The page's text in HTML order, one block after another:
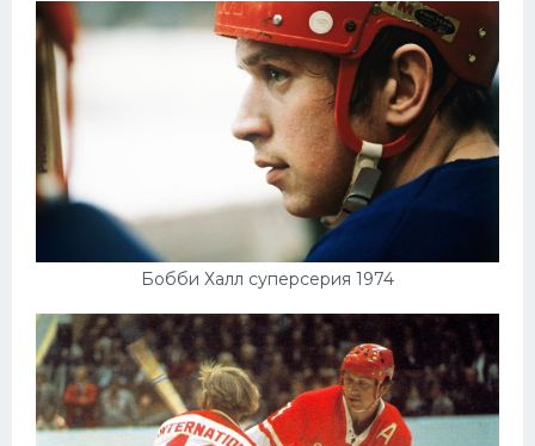
Бобби Халл суперсерия 1974